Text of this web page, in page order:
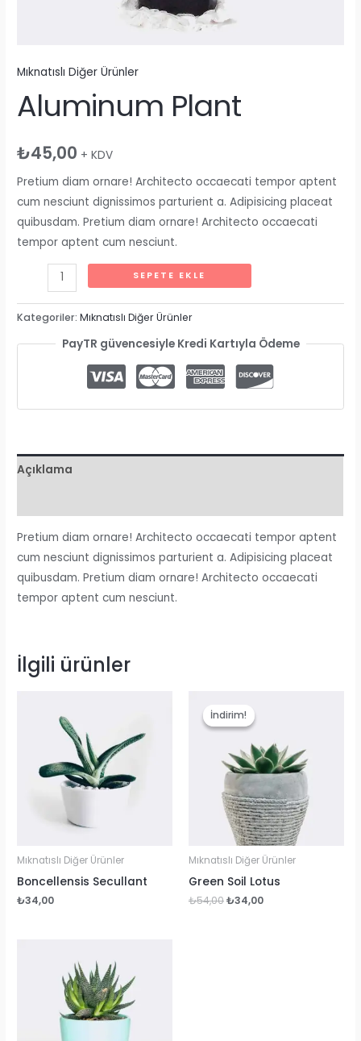
Mıknatıslı Diğer Ürünler
Aluminum Plant
₺45,00 + KDV
Pretium diam ornare! Architecto occaecati tempor aptent
cum nesciunt dignissimos parturient a. Adipisicing placeat
quibusdam. Pretium diam ornare! Architecto occaecati
tempor aptent cum nesciunt.
Aluminum
adet
SEPETE EKLE
Kategoriler:Mıknatıslı Diğer Ürünler
PayTR güvencesiyle Kredi Kartıyla Ödeme
Açıklama
Pretium diam ornare! Architecto occaecati tempor aptent
cum nesciunt dignissimos parturient a. Adipisicing placeat
quibusdam. Pretium diam ornare! Architecto occaecati
tempor aptent cum nesciunt.
İlgili ürünler
Mıknatıslı Diğer Ürünler
Boncellensis Secullant
₺34,00
İndirim!
İndirim!
Mıknatıslı Diğer Ürünler
Green Soil Lotus
₺54,00Orijinal
₺34,00Şu